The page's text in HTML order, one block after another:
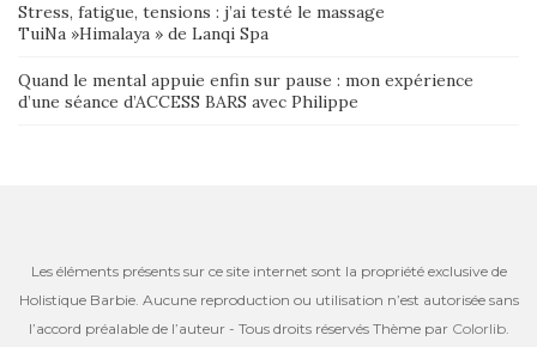
Stress, fatigue, tensions : j’ai testé le massage
TuiNa »Himalaya » de Lanqi Spa
Quand le mental appuie enfin sur pause : mon expérience
d’une séance d’ACCESS BARS avec Philippe
Les éléments présents sur ce site internet sont la propriété exclusive de
Holistique Barbie. Aucune reproduction ou utilisation n’est autorisée sans
l’accord préalable de l’auteur - Tous droits réservés Thème par Colorlib.